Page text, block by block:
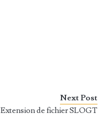
Next Post
Extension de fichier SLOGT